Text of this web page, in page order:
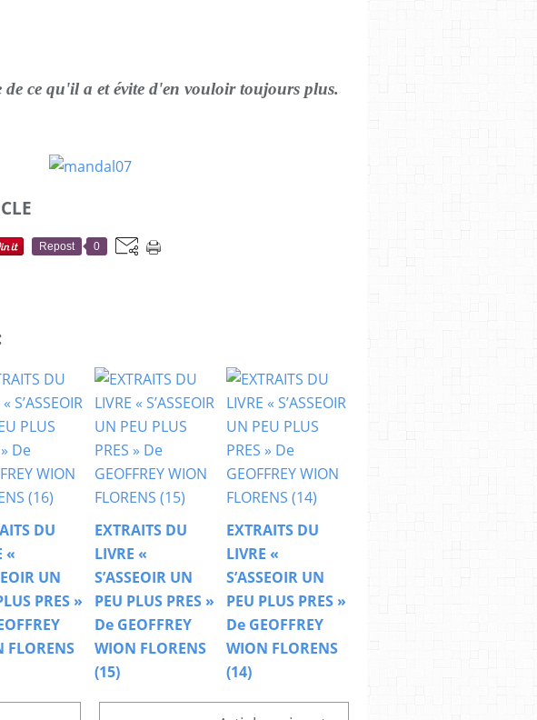
de ce qu'il a et évite d'en vouloir toujours plus.
Repost 0
DU
«
UN
PRES »
FLORENS
EXTRAITS DU
LIVRE «
S’ASSEOIR UN
PEU PLUS PRES »
De GEOFFREY
WION FLORENS
(15)
EXTRAITS DU
LIVRE «
S’ASSEOIR UN
PEU PLUS PRES »
De GEOFFREY
WION FLORENS
(14)